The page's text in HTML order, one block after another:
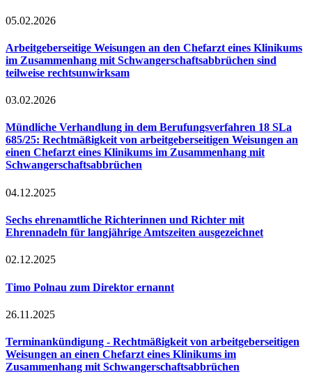
05.02.2026
Arbeitgeberseitige Weisungen an den Chefarzt eines Klinikums
im Zusammenhang mit Schwangerschaftsabbrüchen sind
teilweise rechtsunwirksam
03.02.2026
Mündliche Verhandlung in dem Berufungsverfahren 18 SLa
685/25: Rechtmäßigkeit von arbeitgeberseitigen Weisungen an
einen Chefarzt eines Klinikums im Zusammenhang mit
Schwangerschaftsabbrüchen
04.12.2025
Sechs ehrenamtliche Richterinnen und Richter mit
Ehrennadeln für langjährige Amtszeiten ausgezeichnet
02.12.2025
Timo Polnau zum Direktor ernannt
26.11.2025
Terminankündigung - Rechtmäßigkeit von arbeitgeberseitigen
Weisungen an einen Chefarzt eines Klinikums im
Zusammenhang mit Schwangerschaftsabbrüchen